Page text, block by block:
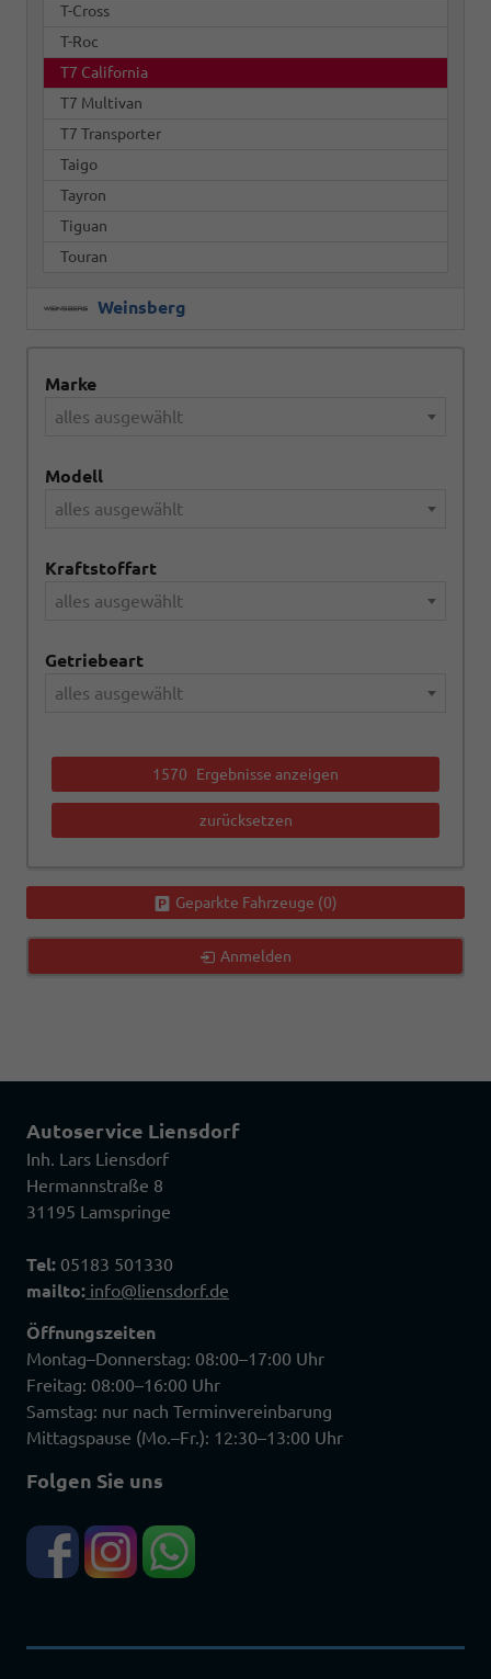
T-Cross
T-Roc
T7 California
T7 Multivan
T7 Transporter
Taigo
Tayron
Tiguan
Touran
Weinsberg
Marke
alles ausgewählt
Modell
alles ausgewählt
Kraftstoffart
alles ausgewählt
Getriebeart
alles ausgewählt
1570 Ergebnisse anzeigen
zurücksetzen
Geparkte Fahrzeuge (0)
Anmelden
Autoservice Liensdorf
Inh. Lars Liensdorf
Hermannstraße 8
31195 Lamspringe
Tel: 05183 501330
mailto: info@liensdorf.de
Öffnungszeiten
Montag–Donnerstag: 08:00–17:00 Uhr
Freitag: 08:00–16:00 Uhr
Samstag: nur nach Terminvereinbarung
Mittagspause (Mo.–Fr.): 12:30–13:00 Uhr
Folgen Sie uns